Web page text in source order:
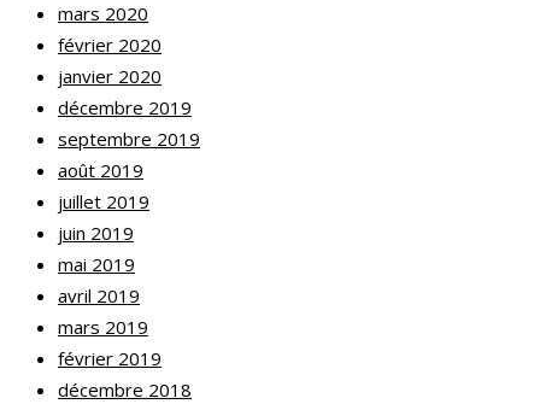
mars 2020
février 2020
janvier 2020
décembre 2019
septembre 2019
août 2019
juillet 2019
juin 2019
mai 2019
avril 2019
mars 2019
février 2019
décembre 2018